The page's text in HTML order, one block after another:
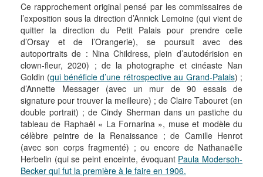
Ce rapprochement original pensé par les commissaires de
l’exposition sous la direction d’Annick Lemoine (qui vient de
quitter la direction du Petit Palais pour prendre celle
d’Orsay et de l’Orangerie), se poursuit avec des
autoportraits de : Nina Childress, plein d’autodérision en
clown-fleur, 2020) ; de la photographe et cinéaste Nan
Goldin (qui bénéficie d’une rétrospective au Grand-Palais) ;
d’Annette Messager (avec un mur de 90 essais de
signature pour trouver la meilleure) ; de Claire Tabouret (en
double portrait) ; de Cindy Sherman dans un pastiche du
tableau de Raphaël « La Fornarina », muse et modèle du
célèbre peintre de la Renaissance ; de Camille Henrot
(avec son corps fragmenté) ; ou encore de Nathanaëlle
Herbelin (qui se peint enceinte, évoquant Paula Modersoh-
Becker qui fut la première à le faire en 1906.